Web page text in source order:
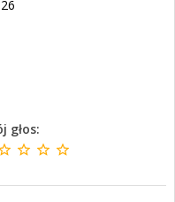
głos: